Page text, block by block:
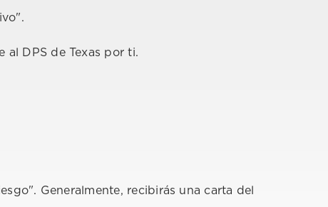
al DPS de Texas por ti.
Generalmente, recibirás una carta del